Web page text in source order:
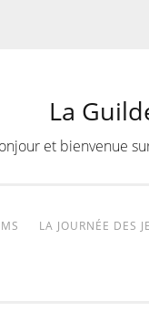
La
et bienvenue
LA JOURNÉE DES